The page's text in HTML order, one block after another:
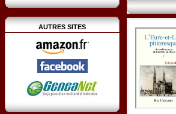
AUTRES SITES